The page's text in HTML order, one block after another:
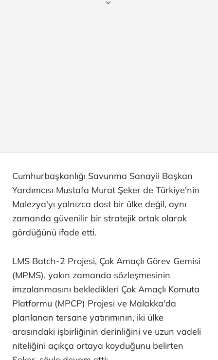
Cumhurbaşkanlığı Savunma Sanayii Başkan
Yardımcısı Mustafa Murat Şeker de Türkiye'nin
Malezya'yı yalnızca dost bir ülke değil, aynı
zamanda güvenilir bir stratejik ortak olarak
gördüğünü ifade etti.
LMS Batch-2 Projesi, Çok Amaçlı Görev Gemisi
(MPMS), yakın zamanda sözleşmesinin
imzalanmasını bekledikleri Çok Amaçlı Komuta
Platformu (MPCP) Projesi ve Malakka'da
planlanan tersane yatırımının, iki ülke
arasındaki işbirliğinin derinliğini ve uzun vadeli
niteliğini açıkça ortaya koyduğunu belirten